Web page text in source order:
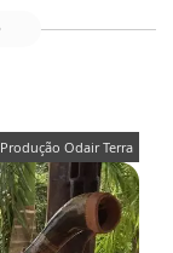
Produção Odair Terra